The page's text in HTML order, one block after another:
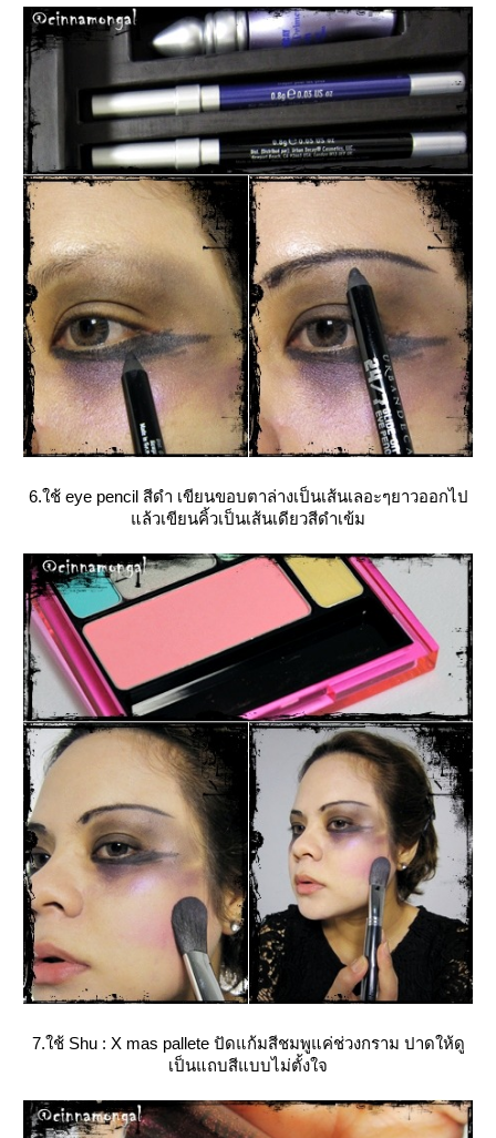
6.ใช้ eye pencil สีดำ เขียนขอบตาล่างเป็นเส้นเลอะๆยาวออกไป
ล้วเขียนคิ้วเป็นเส้นเดียวสีดำเข้ม
7.ใช้ Shu : X mas pallete ปัดแก้มสีชมพูแค่ช่วงกราม ปาดให้ดู
เป็นแถบสีแบบไม่ตั้งใจ